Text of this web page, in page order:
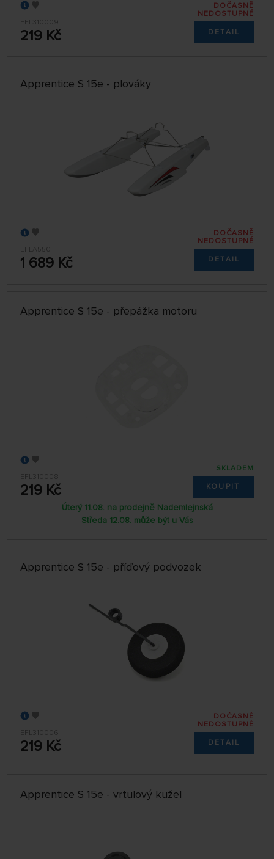
EFL310009
219 Kč
DOČASNĚ
NEDOSTUPNÉ
DETAIL
Apprentice S 15e - plováky
EFLA550
1 689 Kč
DOČASNĚ
NEDOSTUPNÉ
DETAIL
Apprentice S 15e - přepážka motoru
EFL310008
219 Kč
SKLADEM
KOUPIT
Úterý 11.08. na prodejně Nademlejnská
Středa 12.08. může být u Vás
Apprentice S 15e - příďový podvozek
EFL310006
219 Kč
DOČASNĚ
NEDOSTUPNÉ
DETAIL
Apprentice S 15e - vrtulový kužel